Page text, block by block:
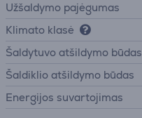
Užšaldymo pajėgumas
Klimato klasė
Šaldytuvo atšildymo būdas
Šaldiklio atšildymo būdas
Energijos suvartojimas